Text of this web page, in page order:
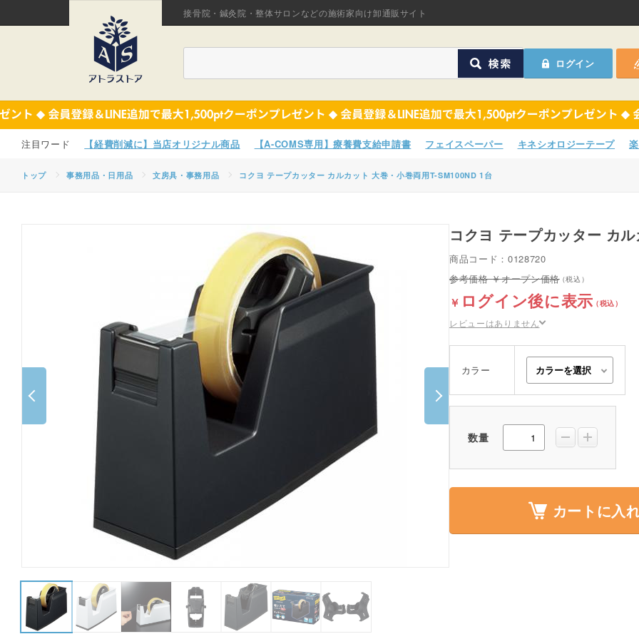
接骨院・鍼灸院・整体サロンなどの施術家向け卸通販サイト
ログイン
オリジナル商品
サポーター
院内消耗品
A-COMS
アウトレット
【経費削減に】当店オリジナル商品 【A-COMS専用】療養費支給申請書 フェイスペーパー キネシオロジーテープ
トップ 事務用品・日用品 文房具・事務用品 コクヨ テープカッター カルカット 大巻・小巻両用T-SM100ND 1台
コクヨ テープカッター カ
商品コード：0128720
オープン価格
ログイン後に表示
レビューはありません
カラー
数量
カートに入
ほねつぎHot
鍼灸用品
サポーター
ポスター・チラシ類
アウトレット